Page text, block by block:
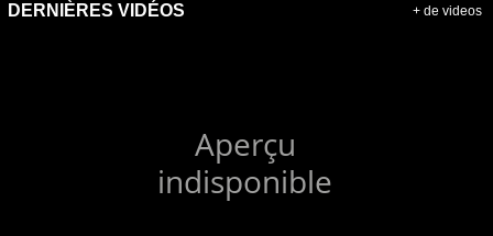
DERNIÈRES VIDÉOS + de videos